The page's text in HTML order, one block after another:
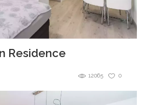
Residence
0
12065